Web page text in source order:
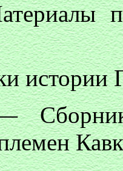
по
истории